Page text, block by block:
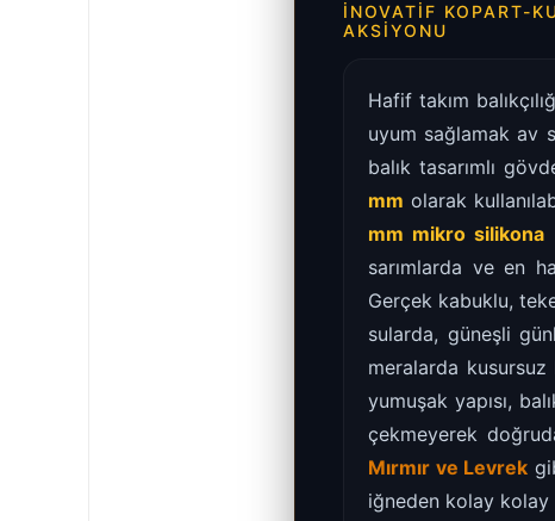
İNOVATIF KOPART-
AKSIYONU
Hafif takım
uyum sağlamak av
balık tasarımlı
mm olarak
mm mikro silikona
sarımlarda ve en
Gerçek kabuklu,
sularda, güneşli
meralarda
yumuşak yapısı,
çekmeyerek
Mırmır ve Levrek
iğneden kolay kolay